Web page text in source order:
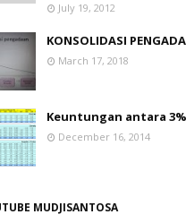
July 19, 2012
KONSOLIDASI
March 17, 2018
Keuntungan antara
December 16, 2014
MUDJISANTOSA